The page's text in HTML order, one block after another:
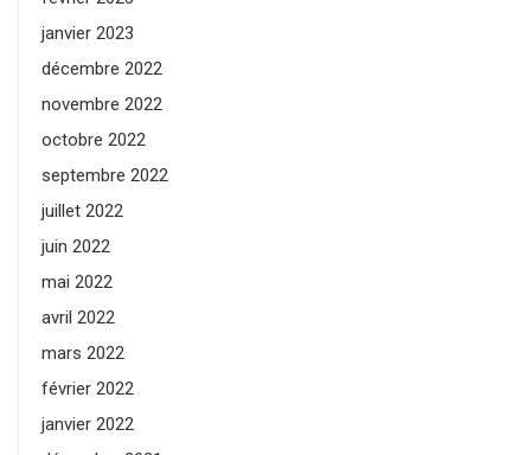
janvier 2023
décembre 2022
novembre 2022
octobre 2022
septembre 2022
juillet 2022
juin 2022
mai 2022
avril 2022
mars 2022
février 2022
janvier 2022